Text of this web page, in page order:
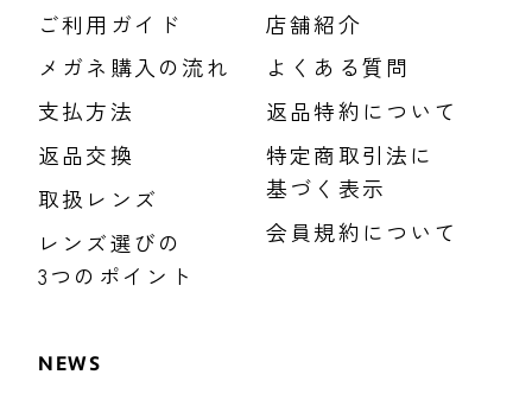
ご利用ガイド
メガネ購入の流れ
支払方法
返品交換
取扱レンズ
レンズ選びの
3つのポイント
店舗紹介
よくある質問
返品特約について
特定商取引法に
基づく表示
会員規約について
NEWS